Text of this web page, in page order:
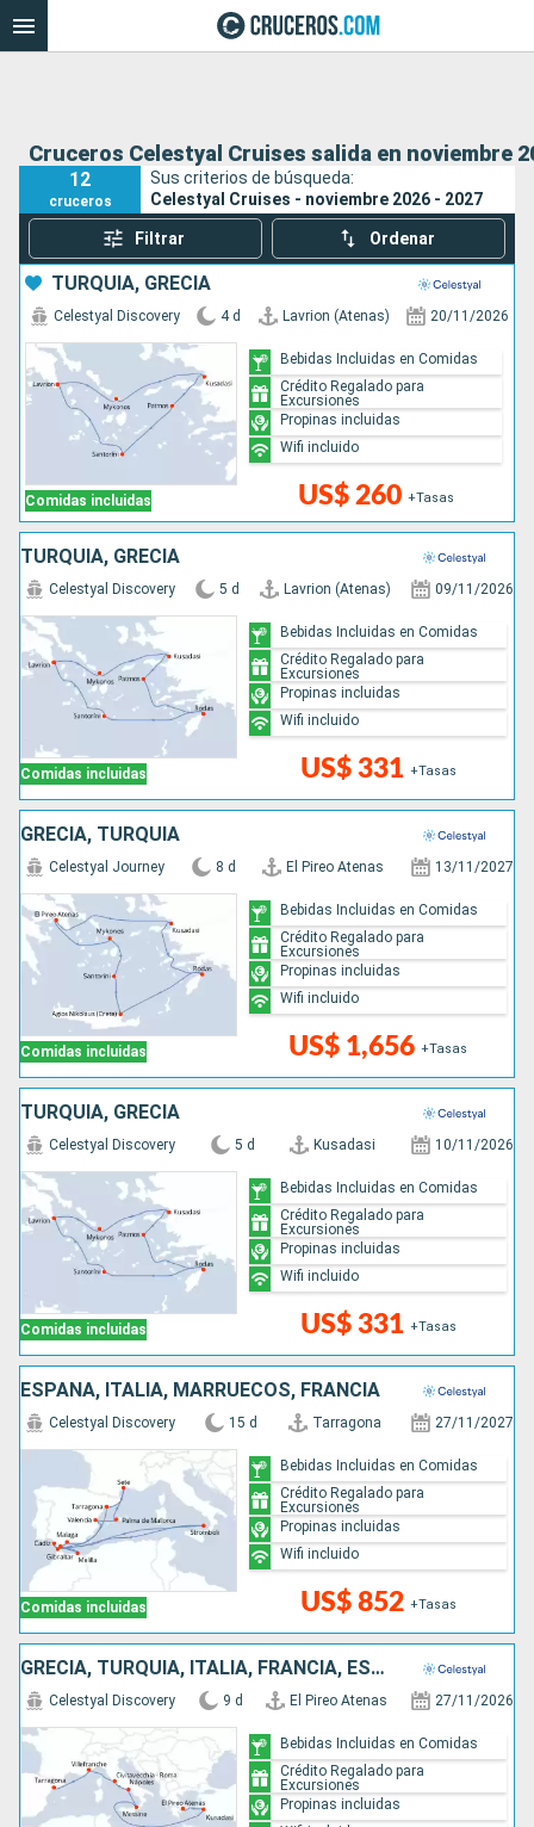
Cruceros Celestyal Cruises salida en noviembre
12
cruceros
Sus criterios de búsqueda:
Celestyal Cruises - noviembre 2026 - 2027
Filtrar Ordenar
TURQUÍA, GRECIA
Comidas incluidas
Celestyal Discovery 4 d Lavrion (Atenas) 20/11/2026
US$ 260 +Tasas
Bebidas Incluidas en Comidas
Crédito Regalado para
Excursiones
Propinas incluidas
Wifi incluido
TURQUÍA, GRECIA
Comidas incluidas
Celestyal Discovery 5 d Lavrion (Atenas) 09/11/2026
US$ 331 +Tasas
Bebidas Incluidas en Comidas
Crédito Regalado para
Excursiones
Propinas incluidas
Wifi incluido
GRECIA, TURQUÍA
Comidas incluidas
Celestyal Journey 8 d El Pireo Atenas 13/11/2027
US$ 1,656 +Tasas
Bebidas Incluidas en Comidas
Crédito Regalado para
Excursiones
Propinas incluidas
Wifi incluido
TURQUÍA, GRECIA
Comidas incluidas
Celestyal Discovery 5 d Kusadasi 10/11/2026
US$ 331 +Tasas
Bebidas Incluidas en Comidas
Crédito Regalado para
Excursiones
Propinas incluidas
Wifi incluido
ESPAÑA, ITALIA, MARRUECOS, FRANCIA
Comidas incluidas
Celestyal Discovery 15 d Tarragona 27/11/2027
US$ 852 +Tasas
Bebidas Incluidas en Comidas
Crédito Regalado para
Excursiones
Propinas incluidas
Wifi incluido
GRECIA, TURQUÍA, ITALIA, FRANCIA, ESPAÑA
Celestyal Discovery 9 d El Pireo Atenas 27/11/2026
Bebidas Incluidas en Comidas
Crédito Regalado para
Excursiones
Propinas incluidas